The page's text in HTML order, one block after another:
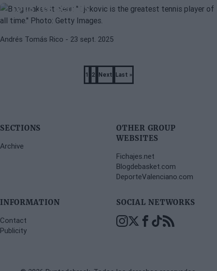
tous les temps"
Andrés Tomás Rico - 23 sept. 2025
Page
1
Page
2
Next
Next
Last
Last »
SECTIONS
Archive
OTHER GROUP
WEBSITES
Fichajes.net
Blogdebasket.com
DeporteValenciano.com
INFORMATION
Contact
Publicity
SOCIAL NETWORKS